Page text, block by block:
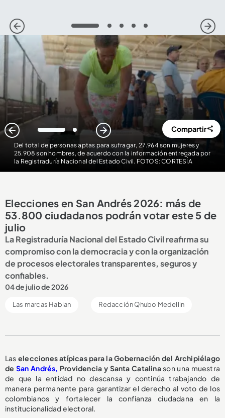
1 2 3 4 5
Del total de personas aptas para sufragar, 27.964 son mujeres y
25.908 son hombres, de acuerdo con la información entregada por
la Registraduría Nacional del Estado Civil. FOTOS: CORTESÍA
1 2 Compartir
Elecciones en San Andrés 2026: más de
53.800 ciudadanos podrán votar este 5 de
julio
La Registraduría Nacional del Estado Civil reafirma su
compromiso con la democracia y con la organización
de procesos electorales transparentes, seguros y
confiables.
04 de julio de 2026
Las marcas Hablan Redacción Qhubo Medellin
Las elecciones atípicas para la Gobernación del Archipiélago
de San Andrés, Providencia y Santa Catalinason una muestra
de que la entidad no descansa y continúa trabajando de
manera permanente para garantizar el derecho al voto de los
colombianos y fortalecer la confianza ciudadana en la
institucionalidad electoral.